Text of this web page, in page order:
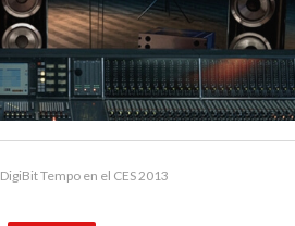
DigiBit Tempo en el CES 2013